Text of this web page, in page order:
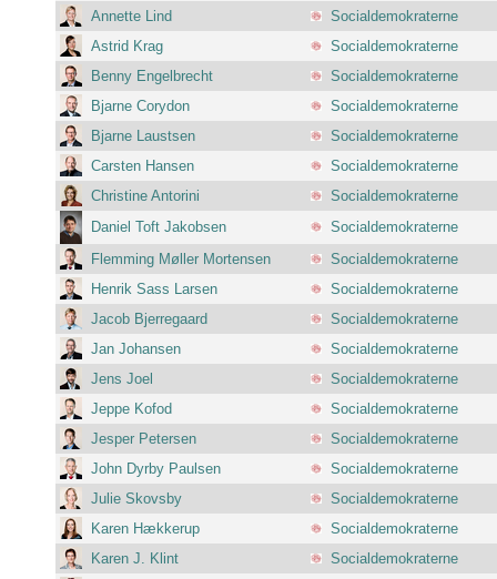
Annette Lind
Socialdemokraterne
Astrid Krag
Socialdemokraterne
Benny Engelbrecht
Socialdemokraterne
Bjarne Corydon
Socialdemokraterne
Bjarne Laustsen
Socialdemokraterne
Carsten Hansen
Socialdemokraterne
Christine Antorini
Socialdemokraterne
Daniel Toft Jakobsen
Socialdemokraterne
Flemming Møller Mortensen
Socialdemokraterne
Henrik Sass Larsen
Socialdemokraterne
Jacob Bjerregaard
Socialdemokraterne
Jan Johansen
Socialdemokraterne
Jens Joel
Socialdemokraterne
Jeppe Kofod
Socialdemokraterne
Jesper Petersen
Socialdemokraterne
John Dyrby Paulsen
Socialdemokraterne
Julie Skovsby
Socialdemokraterne
Karen Hækkerup
Socialdemokraterne
Karen J. Klint
Socialdemokraterne